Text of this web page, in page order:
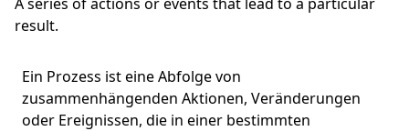
result.
Ein Prozess ist eine Abfolge von
zusammenhängenden Aktionen, Veränderungen
oder Ereignissen, die in einer bestimmten